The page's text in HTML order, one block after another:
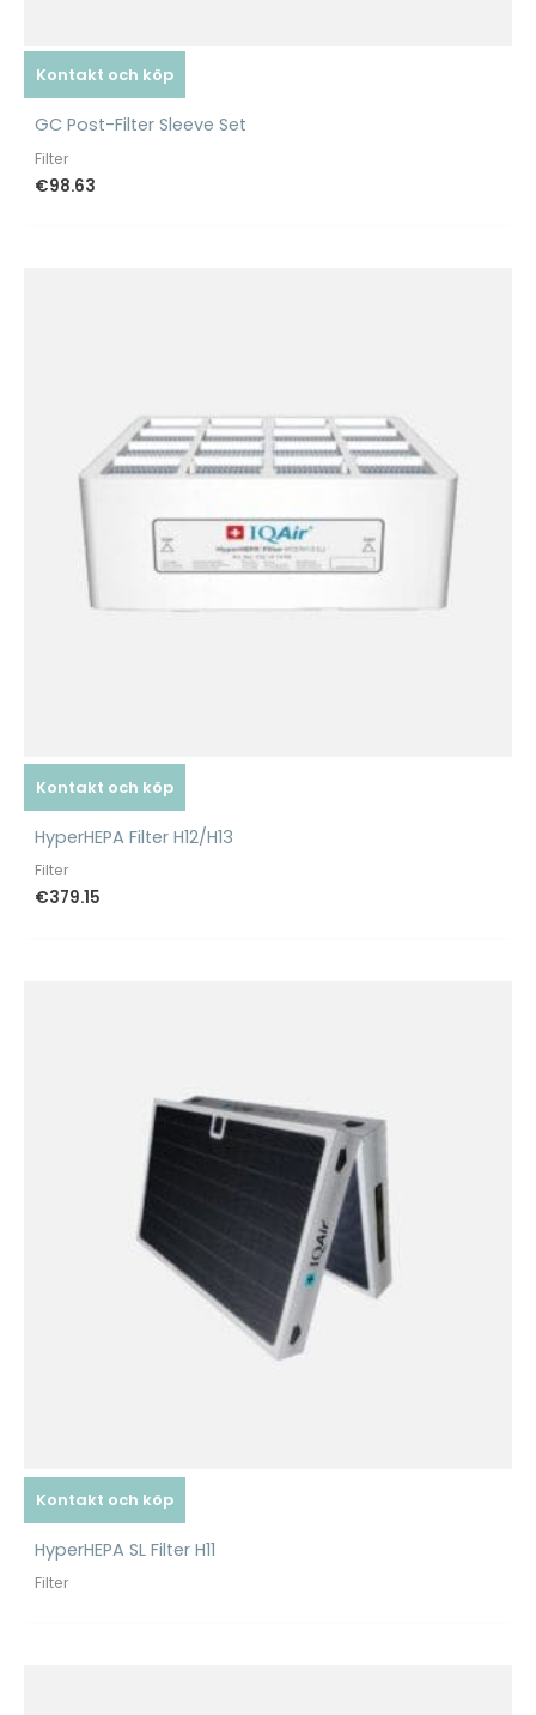
Kontakt och köp
GC Post-Filter Sleeve Set
Filter
€98.63
Kontakt och köp
HyperHEPA Filter H12/H13
Filter
€379.15
Kontakt och köp
HyperHEPA SL Filter H11
Filter